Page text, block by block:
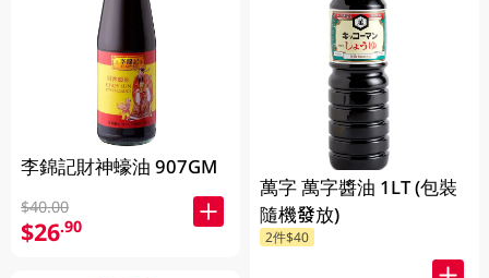
李錦記財神蠔油 907GM
$40.00
$26.90
萬字 萬字醬油 1LT (包裝
隨機發放)
2件$40